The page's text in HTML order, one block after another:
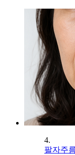
4.
팔자주